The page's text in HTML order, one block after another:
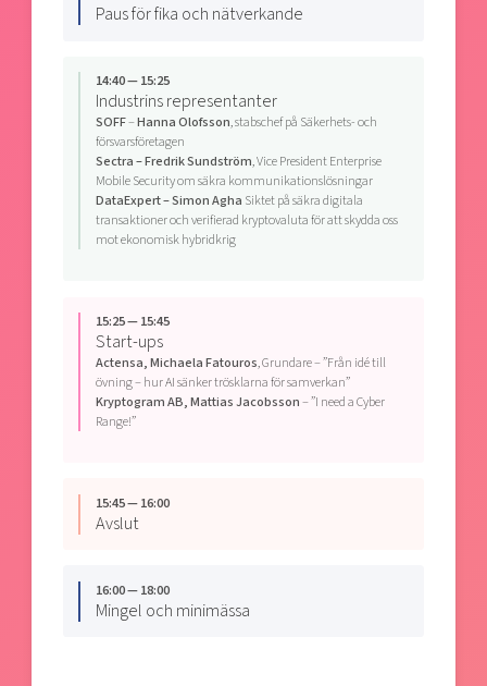
Paus för fika och nätverkande
14:40 — 15:25
Industrins representanter
SOFF–Hanna Olofsson, stabschef på Säkerhets- och
försvarsföretagen
Sectra–Fredrik Sundström, Vice President Enterprise
Mobile Security om säkra kommunikationslösningar
DataExpert– Simon Agha Siktet på säkra digitala
transaktioner och verifierad kryptovaluta för att skydda oss
mot ekonomisk hybridkrig
15:25 — 15:45
Start-ups
Actensa, Michaela Fatouros, Grundare – ”Från idé till
övning – hur AI sänker trösklarna för samverkan”
Kryptogram AB, Mattias Jacobsson– ”I need a Cyber
Range!”
15:45 — 16:00
Avslut
16:00 — 18:00
Mingel och minimässa